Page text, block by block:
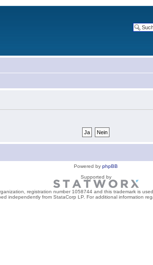
Powered by phpBB
Supported by
registration number 1058744 and this trademark is
independently from StataCorp LP. For additional information